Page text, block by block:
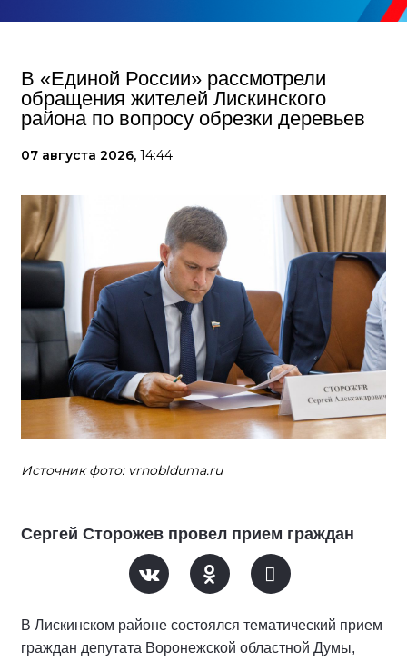
В «Единой России» рассмотрели
обращения жителей Лискинского
района по вопросу обрезки деревьев
07 августа 2026, 14:44
Источник фото: vrnoblduma.ru
Сергей Сторожев провел прием граждан
В Лискинском районе состоялся тематический прием
граждан депутата Воронежской областной Думы,